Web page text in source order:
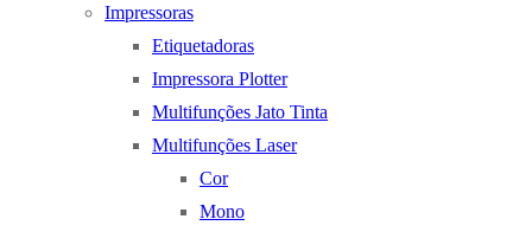
Impressoras
Etiquetadoras
Impressora Plotter
Multifunções Jato Tinta
Multifunções Laser
Cor
Mono